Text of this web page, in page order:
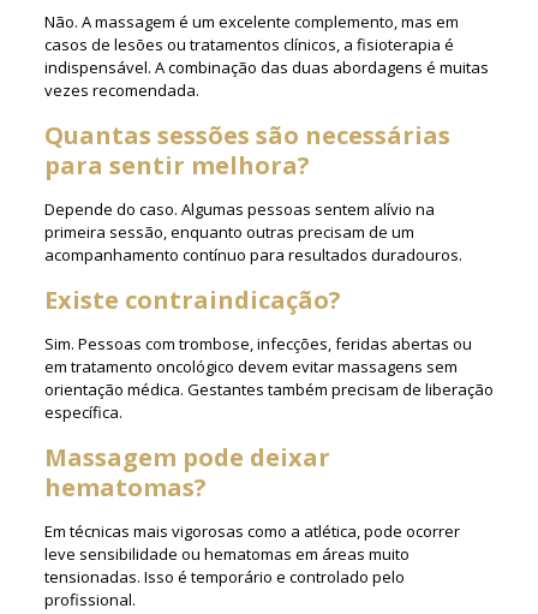
Não. A massagem é um excelente complemento, mas em
casos de lesões ou tratamentos clínicos, a fisioterapia é
indispensável. A combinação das duas abordagens é muitas
vezes recomendada.
Quantas sessões são necessárias
para sentir melhora?
Depende do caso. Algumas pessoas sentem alívio na
primeira sessão, enquanto outras precisam de um
acompanhamento contínuo para resultados duradouros.
Existe contraindicação?
Sim. Pessoas com trombose, infecções, feridas abertas ou
em tratamento oncológico devem evitar massagens sem
orientação médica. Gestantes também precisam de liberação
específica.
Massagem pode deixar
hematomas?
Em técnicas mais vigorosas como a atlética, pode ocorrer
leve sensibilidade ou hematomas em áreas muito
tensionadas. Isso é temporário e controlado pelo
profissional.